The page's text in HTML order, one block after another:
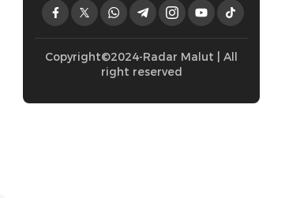
Copyright©2024-Radar Malut | All
right reserved